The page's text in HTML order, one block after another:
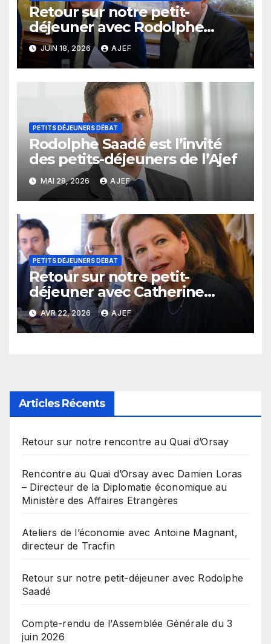
Retour sur notre petit-
déjeuner avec Rodolphe
Saadé
JUIN 18, 2026 AJEF
PETITS DÉJEUNERS DÉBAT
Rodolphe Saadé est l’invité
des petits-déjeuners de l’Ajef
MAI 28, 2026 AJEF
PETITS DÉJEUNERS DÉBAT
Retour sur notre petit-
déjeuner avec Catherine
MacGregor
AVR 22, 2026 AJEF
Articles Récents
Retour sur notre rencontre au Quai d’Orsay
Rencontre au Quai d’Orsay avec Damien Loras
– Directeur de la Diplomatie économique au
Ministère des Affaires Etrangères
Ateliers de l’économie avec Antoine Magnant,
directeur de Tracfin
Retour sur notre petit-déjeuner avec Rodolphe
Saadé
Compte-rendu de l’Assemblée Générale du 3
juin 2026